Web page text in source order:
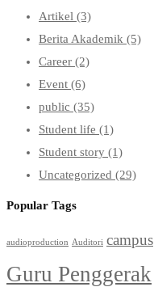
Artikel (3)
Berita Akademik (5)
Career (2)
Event (6)
public (35)
Student life (1)
Student story (1)
Uncategorized (29)
Popular Tags
audioproduction Auditori campus
Guru Penggerak